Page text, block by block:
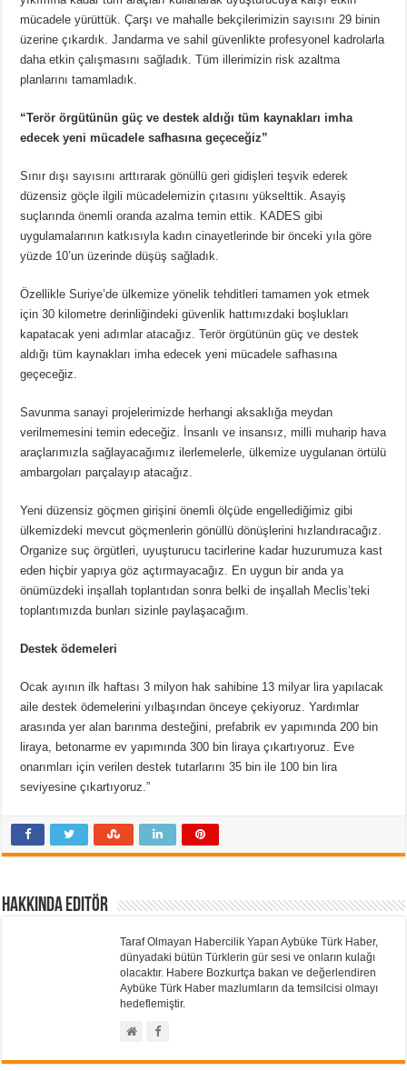
mücadele yürüttük. Çarşı ve mahalle bekçilerimizin sayısını 29 binin
üzerine çıkardık. Jandarma ve sahil güvenlikte profesyonel kadrolarla
daha etkin çalışmasını sağladık. Tüm illerimizin risk azaltma
planlarını tamamladık.
“Terör örgütünün güç ve destek aldığı tüm kaynakları imha
edecek yeni mücadele safhasına geçeceğiz”
Sınır dışı sayısını arttırarak gönüllü geri gidişleri teşvik ederek
düzensiz göçle ilgili mücadelemizin çıtasını yükselttik. Asayiş
suçlarında önemli oranda azalma temin ettik. KADES gibi
uygulamalarının katkısıyla kadın cinayetlerinde bir önceki yıla göre
yüzde 10’un üzerinde düşüş sağladık.
Özellikle Suriye’de ülkemize yönelik tehditleri tamamen yok etmek
için 30 kilometre derinliğindeki güvenlik hattımızdaki boşlukları
kapatacak yeni adımlar atacağız. Terör örgütünün güç ve destek
aldığı tüm kaynakları imha edecek yeni mücadele safhasına
geçeceğiz.
Savunma sanayi projelerimizde herhangi aksaklığa meydan
verilmemesini temin edeceğiz. İnsanlı ve insansız, milli muharip hava
araçlarımızla sağlayacağımız ilerlemelerle, ülkemize uygulanan örtülü
ambargoları parçalayıp atacağız.
Yeni düzensiz göçmen girişini önemli ölçüde engellediğimiz gibi
ülkemizdeki mevcut göçmenlerin gönüllü dönüşlerini hızlandıracağız.
Organize suç örgütleri, uyuşturucu tacirlerine kadar huzurumuza kast
eden hiçbir yapıya göz açtırmayacağız. En uygun bir anda ya
önümüzdeki inşallah toplantıdan sonra belki de inşallah Meclis’teki
toplantımızda bunları sizinle paylaşacağım.
Destek ödemeleri
Ocak ayının ilk haftası 3 milyon hak sahibine 13 milyar lira yapılacak
aile destek ödemelerini yılbaşından önceye çekiyoruz. Yardımlar
arasında yer alan barınma desteğini, prefabrik ev yapımında 200 bin
liraya, betonarme ev yapımında 300 bin liraya çıkartıyoruz. Eve
onarımları için verilen destek tutarlarını 35 bin ile 100 bin lira
seviyesine çıkartıyoruz.”
Hakkında Editör
Taraf Olmayan Habercilik Yapan Aybüke Türk Haber,
dünyadaki bütün Türklerin gür sesi ve onların kulağı
olacaktır. Habere Bozkurtça bakan ve değerlendiren
Aybüke Türk Haber mazlumların da temsilcisi olmayı
hedeflemiştir.